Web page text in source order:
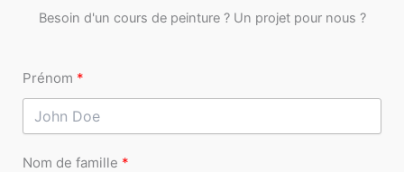
Besoin d'un cours de peinture ? Un projet pour nous ?
Prénom
Nom de famille